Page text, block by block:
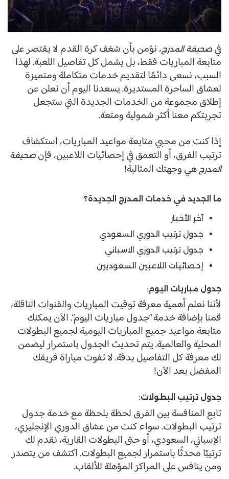
في صحيفة المدرج، نؤمن بأن شغف كرة القدم لا يقتصر على
متابعة المباريات فقط، بل يشمل كل تفاصيل اللعبة. لهذا
السبب، نسعى دائمًا لتقديم خدمات متكاملة ومتميزة
لعشاق الساحرة المستديرة. يسعدنا اليوم أن نعلن عن
إطلاق مجموعة من الخدمات الجديدة التي ستجعل
تجربتكم معنا أكثر شمولية ومتعة.
إذا كنت من محبي متابعة مواعيد المباريات، استكشاف
ترتيب الفرق، أو التعمق في إحصائيات اللاعبين، فإن صحيفة
المدرج هي وجهتك المثالية!
ما الجديد في خدمات المدرج الجديدة؟
آخر الأخبار
جدول ترتيب الدوري السعودي
جدول ترتيب الدوري الاسباني
إحصائيات اللاعبين السعوديين
جدول مباريات اليوم:
لأننا نعلم أهمية معرفة توقيت المباريات والقنوات الناقلة،
قمنا بإضافة خدمة “جدول مباريات اليوم”. الآن يمكنك
متابعة مواعيد جميع المباريات اليومية لجميع البطولات
المحلية والعالمية. يتم تحديث الجدول باستمرار ليضمن
لك معرفة كل التفاصيل بدقة. لا تفوت مباراة فريقك
المفضل بعد الآن!
جدول ترتيب البطولات:
تابع المنافسة بين الفرق لحظة بلحظة مع خدمة جدول
ترتيب البطولات. سواء كنت من عشاق الدوري الإنجليزي،
الإسباني، السعودي، أو حتى البطولات القارية، نقدم لك
ترتيبًا محدثًا باستمرار لجميع البطولات. اكتشف من يتصدر
ومن ينافس على المراكز المؤهلة للألقاب.